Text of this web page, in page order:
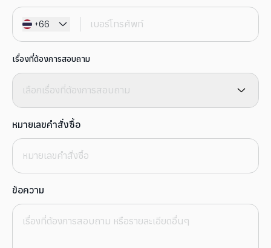
+66
เรื่องที่ต้องการสอบถาม
เลือกเรื่องที่ต้องการสอบถาม
หมายเลขคำสั่งซื้อ
ข้อความ